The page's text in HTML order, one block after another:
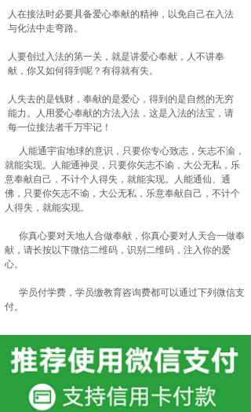
人在接法时必要具备爱心奉献的精神，以免自己在入法
与化法中走弯路。
人要创过入法的第一关，就是讲爱心奉献，人不讲奉
献，你又如何得到呢？有得就有失。
人失去的是钱财，奉献的是爱心，得到的是自然的无穷
能力。人用爱心奉献的方法入法，这是入法的法宝，请
每一位接法者千万牢记！
人能通宇宙地球的意识，只要你专心致志，矢志不渝，
就能实现。人能通神灵，只要你矢志不谕，大公无私，乐
意奉献自己，不计个人得失，就能实现。人能通仙、通
佛，只要你矢志不谕，大公无私，乐意奉献自己，不计个
人得失，就能实现。
你真心要对天地人合做奉献，你真心要对人天合一做奉
献，请长按以下微信二维码，识别二维码，注入你的爱
心。
学员付学费，学员缴教育咨询费都可以通过下列微信支
付。